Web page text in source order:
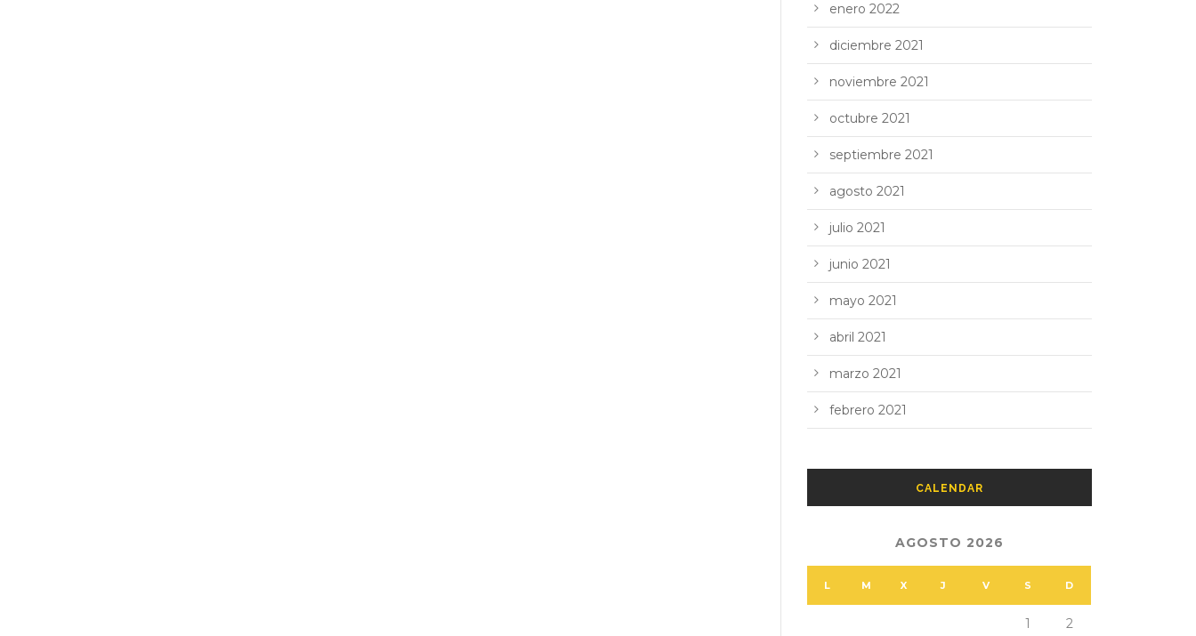
enero 2022
diciembre 2021
noviembre 2021
octubre 2021
septiembre 2021
agosto 2021
julio 2021
junio 2021
mayo 2021
abril 2021
marzo 2021
febrero 2021
CALENDAR
AGOSTO 2026
L M X J V S D
1 2